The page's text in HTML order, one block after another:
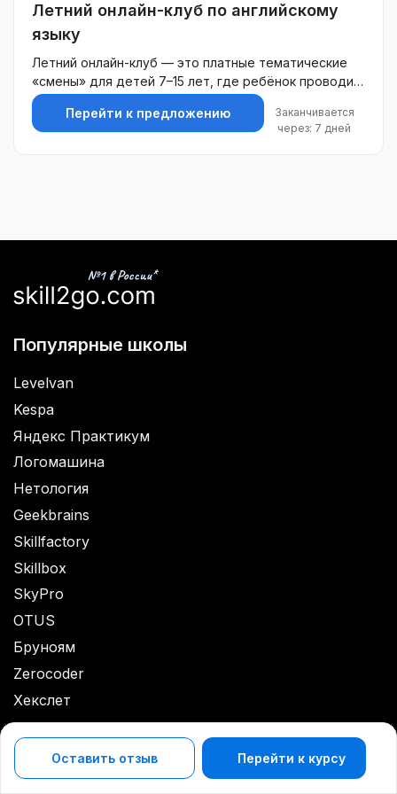
Оставить отзыв Перейти к курсу
всегда можно посмотреть в записи Доступ к урокам
в записи предоставляется до 31 августа 2026 года
(при единовременной оплате) или на период
действия подписки Скидка 40% на любой курс
дополнительного образования для 10 класса вне
программы
Летний онлайн-клуб по английскому
языку
Летний онлайн-клуб — это платные тематические
«смены» для детей 7–15 лет, где ребёнок проводит
каникулы интересно и с пользой: развивает
английский, коммуникацию, мышление и
креативность через игровые форматы, проекты и
Перейти к предложению
Заканчивается
через: 7 дней
Популярные школы
Levelvan
Kespa
Яндекс Практикум
Логомашина
Нетология
Geekbrains
Skillfactory
Skillbox
SkyPro
OTUS
Бруноям
Zerocoder
Хекслет
Eduson Academy
Контур Школа